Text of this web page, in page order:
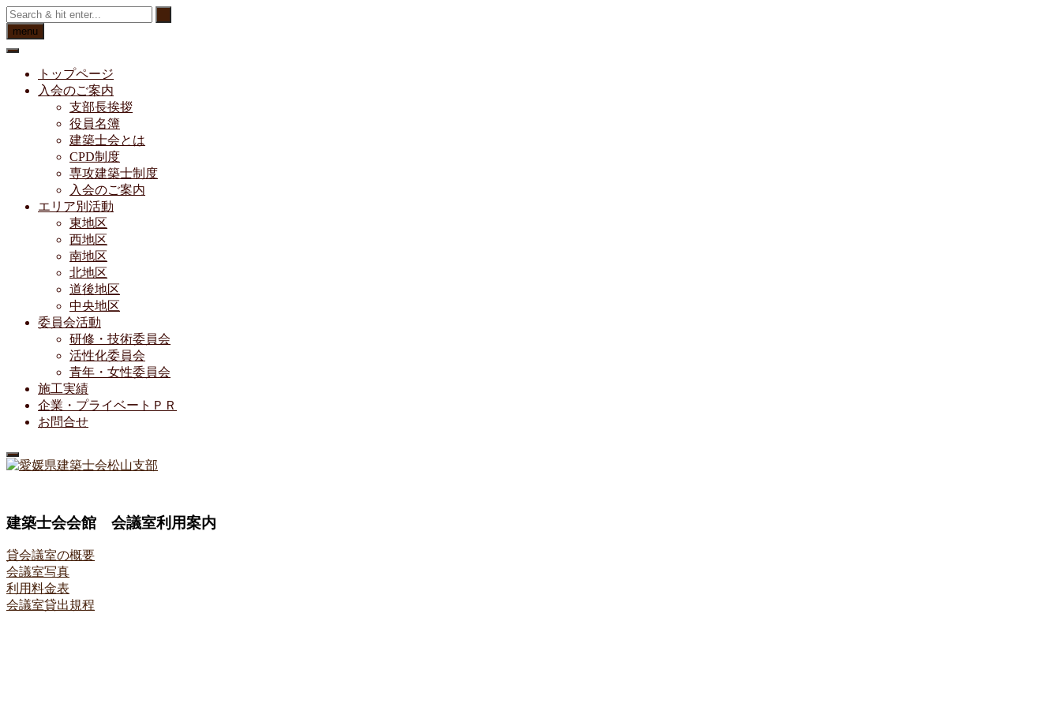
Skip
to
content
menu
トップページ
入会のご案内
支部長挨拶
役員名簿
建築士会とは
CPD制度
専攻建築士制度
入会のご案内
エリア別活動
東地区
西地区
南地区
北地区
道後地区
中央地区
委員会活動
研修・技術委員会
活性化委員会
青年・女性委員会
施工実績
企業・プライベートＰＲ
お問合せ
建築士会会館 会議室利用案内
貸会議室の概要
会議室写真
利用料金表
会議室貸出規程